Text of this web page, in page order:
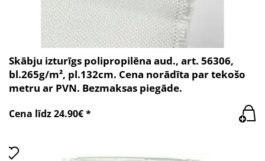
Skābju izturīgs polipropilēna aud., art. 56306,
bl.265g/m², pl.132cm. Cena norādīta par tekošo
metru ar PVN. Bezmaksas piegāde.
Cena līdz 24.90€ *